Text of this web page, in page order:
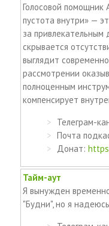
Голосовой помощник
пустота внутри» —
за
скрывается
выглядит
рассмотрении
полноценным
компенсирует
Телеграм-
Почта
Донат:
Тайм-аут
Я вынужден
"Будни", но я